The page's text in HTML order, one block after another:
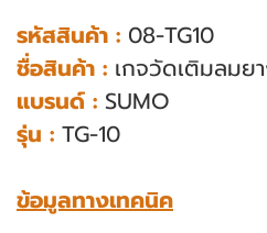
รหัสสินค้า : 08-TG10
ชื่อสินค้า : เกจวัดเติมลมย
แบรนด์ : SUMO
รุ่น : TG-10
ข้อมูลทางเทคนิค